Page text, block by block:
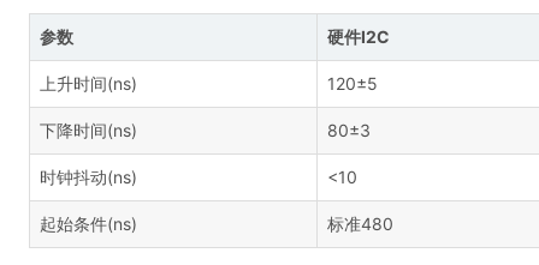
参数 硬件I2C
上升时间(ns) 120±5
下降时间(ns) 80±3
时钟抖动(ns) <10
起始条件(ns) 标准480